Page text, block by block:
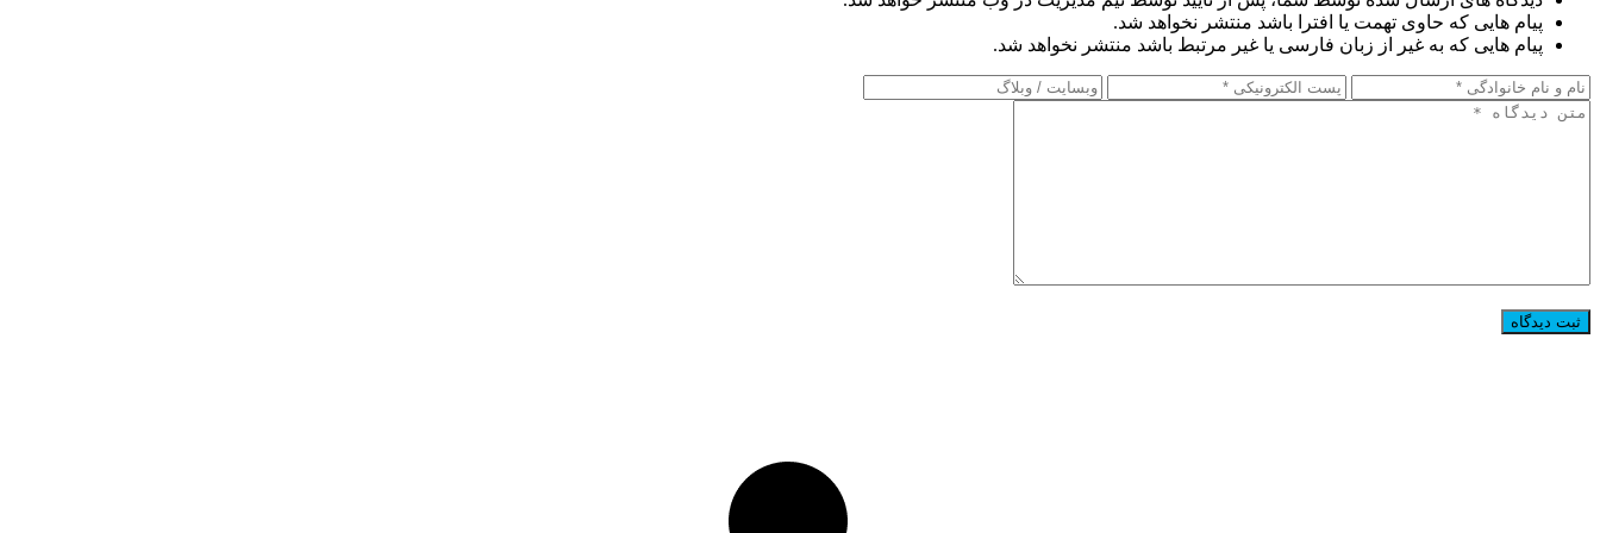
پیام هایی که حاوی تهمت یا افترا باشد منتشر نخواهد شد.
پیام هایی که به غیر از زبان فارسی یا غیر مرتبط باشد منتشر نخواهد شد.